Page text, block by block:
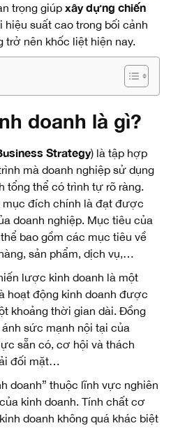
trọng giúp xây dựng chiến
hiệu suất cao trong bối cảnh
nên khốc liệt hiện nay.
doanh là gì?
Strategy) là tập hợp
mà doanh nghiệp sử dụng
tổng thể có trình tự rõ ràng.
đích chính là đạt được
doanh nghiệp. Mục tiêu của
bao gồm các mục tiêu về
sản phẩm, dịch vụ,…
lược kinh doanh là một
hoạt động kinh doanh được
khoảng thời gian dài. Đồng
sức mạnh nội tại của
sẵn có, cơ hội và thách
đối mặt…
doanh” thuộc lĩnh vực nghiên
kinh doanh. Tính chất cơ
doanh không quá khác biệt